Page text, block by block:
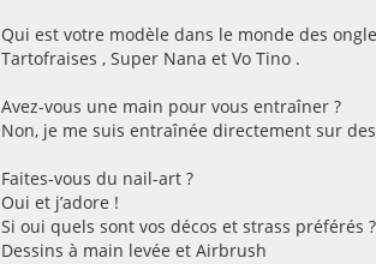
Qui est votre modèle dans le monde des
Tartofraises , Super Nana et Vo Tino .
Avez-vous une main pour vous entraîner ?
Non, je me suis entraînée directement sur
Faites-vous du nail-art ?
Oui et j’adore !
Si oui quels sont vos décos et strass préférés ?
Dessins à main levée et Airbrush